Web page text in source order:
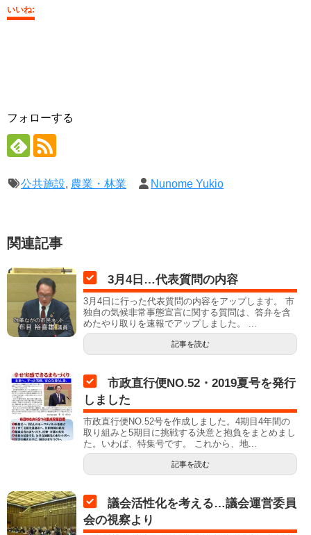
いいね:
フォローする
公共施設, 農業・林業 Nunome Yukio
関連記事
3月4日…代表質問の内容
3月4日に行った代表質問の内容をアップします。 市
独自の気候非常事態宣言に関する質問は、答弁を含
めたやり取りを速報でアップしました。 ...
記事を読む
市政直行便NO.52・2019夏号を発行
しました
市政直行便NO.52号を作成しました。4期目4年間の
取り組みと5期目に挑戦する決意と抱負をまとめまし
た。いわば、特集号です。 これから、地...
記事を読む
議会活性化を考える…議会運営委員
会の視察より